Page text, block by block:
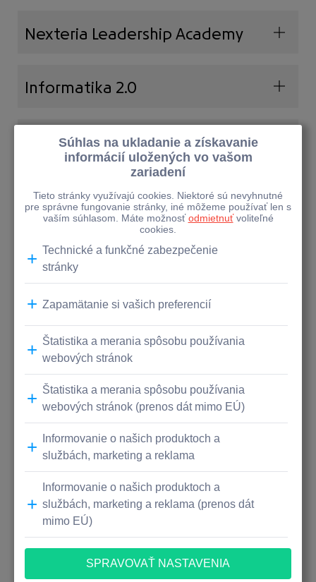
Nexteria Leadership Academy
Informatika 2.0
Zmudri
Slovenská debatná asociácia
TEDx
Hack Košice
Kempelenov inštitút
inteligentných technológií
SKYRO – Stredná škola
budúcnosti
C. S. Lewisa